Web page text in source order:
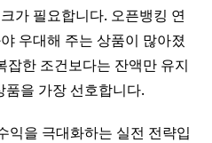
가 필요합니다. 오픈뱅킹 연
우대해 주는 상품이 많아졌
잡한 조건보다는 잔액만 유지
을 가장 선호합니다.
익을 극대화하는 실전 전략입